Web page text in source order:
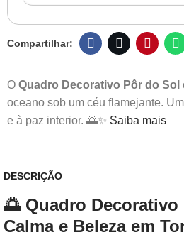
O Quadro Decorativo Pôr do Sol
oceano sob um céu flamejante.
e à paz interior. 🌅✨ Saiba mais
DESCRIÇÃO
🌅 Quadro
Calma e Beleza em